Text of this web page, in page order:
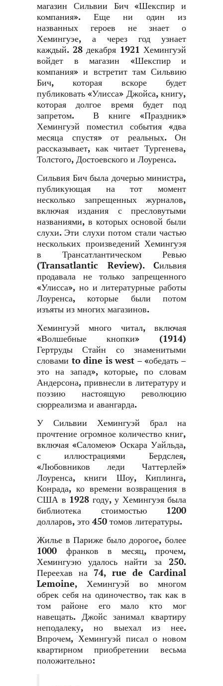
магазин Сильвии Бич «Шекспир и
компания». Еще ни один из
названных героев не знает о
Хемингуэе, а через год узнает
каждый. 28 декабря 1921 Хемингуэй
войдет в магазин «Шекспир и
компания» и встретит там Сильвию
Бич, которая вскоре будет
публиковать «Улисса» Джойса, книгу,
которая долгое время будет под
запретом. В книге «Праздник»
Хемингуэй поместил события «два
месяца спустя» от реальных. Он
рассказывает, как читает Тургенева,
Толстого, Достоевского и Лоуренса.
Сильвия Бич была дочерью министра,
публикующая на тот момент
несколько запрещенных журналов,
включая издания с пресловутыми
названиями, в которых основой были
слухи. Эти слухи потом стали частью
нескольких произведений Хемингуэя
в Трансатлантическом Ревью
(Transatlantic Review). Cильвия
продавала не только запрещенного
«Улисса», но и литературные работы
Лоуренса, которые были потом
изъяты из многих магазинов.
Хемингуэй много читал, включая
«Волшебные кнопки» (1914)
Гертруды Стайн со знаменитыми
словами to dine is west – «обедать –
это на запад», которые, по словам
Андерсона, привнесли в литературу и
поэзию настоящую революцию
сюрреализма и авангарда.
У Сильвии Хемингуэй брал на
прочтение огромное количество книг,
включая «Саломею» Оскара Уайльда,
с иллюстрациями Бердслея,
«Любовников леди Чаттерлей»
Лоуренса, книги Шоу, Киплинга,
Конрада, ко времени возвращения в
США в 1928 году, у Хемингуэя была
библиотека стоимостью 1200
долларов, это 450 томов литературы.
Жилье в Париже было дорогое, более
1000 франков в месяц, прочем,
Хемингуэю удалось найти за 250.
Переехав на 74, rue de Cardinal
Lemoine, Хемингуэй во многом
обрек себя на одиночество, так как в
том районе его мало кто мог
навещать. Джойс занимал квартиру
неподалеку, но выехал из нее.
Впрочем, Хемингуэй писал о новом
квартирном приобретении весьма
положительно: